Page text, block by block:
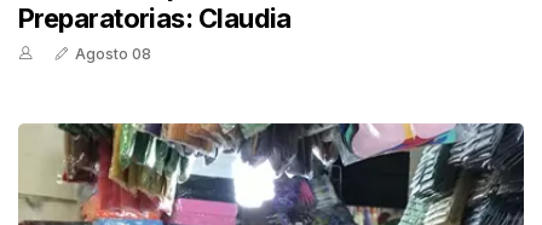
Preparatorias: Claudia
Agosto 08